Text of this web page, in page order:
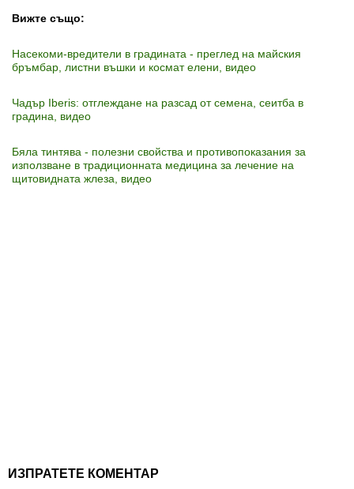
Вижте също:
Насекоми-вредители в градината - преглед на майския
бръмбар, листни въшки и космат елени, видео
Чадър Iberis: отглеждане на разсад от семена, сеитба в
градина, видео
Бяла тинтява - полезни свойства и противопоказания за
използване в традиционната медицина за лечение на
щитовидната жлеза, видео
ИЗПРАТЕТЕ КОМЕНТАР